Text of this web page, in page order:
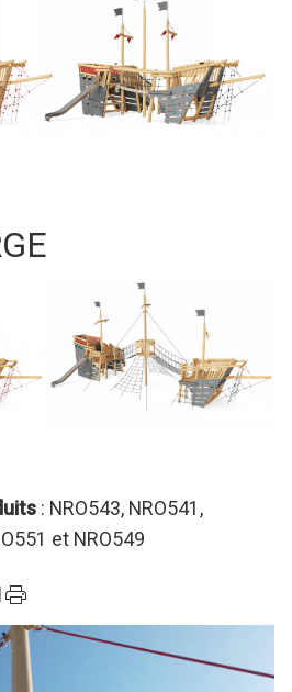
: NRO543, NRO541,
et NRO549